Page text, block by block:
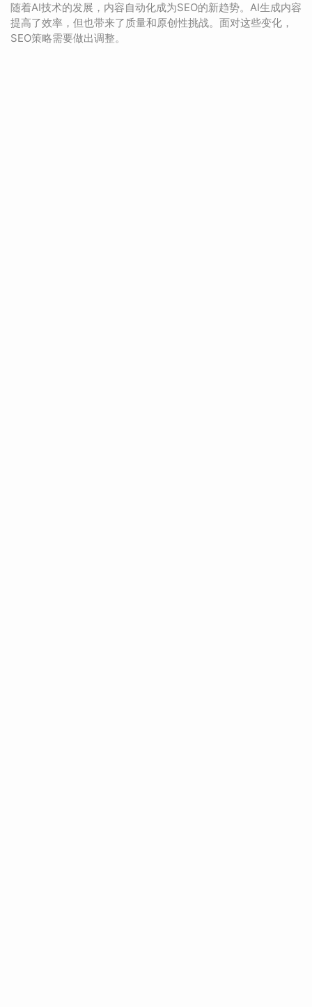
随着AI技术的发展，内容自动化成为SEO的新趋势。AI生成内容
提高了效率，但也带来了质量和原创性挑战。面对这些变化，
SEO策略需要做出调整。